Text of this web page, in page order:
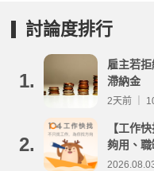
討論度排行
1.
雇主若
滯納金
2天前 ｜
2.
【工作
夠用、